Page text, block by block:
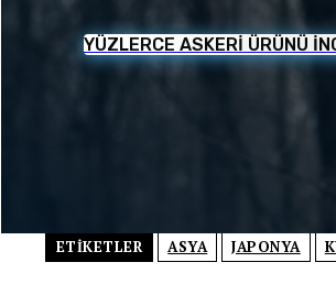
YÜZLERCE ASKERİ ÜRÜNÜ
ETIKETLER ASYA JAPONYA